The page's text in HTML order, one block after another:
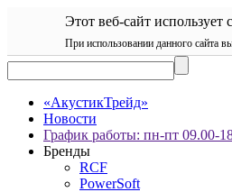
Этот веб-сайт использует
При использовании данного сайта
«АкустикТрейд»
Новости
График работы: пн-пт 09.00-
Бренды
RCF
PowerSoft